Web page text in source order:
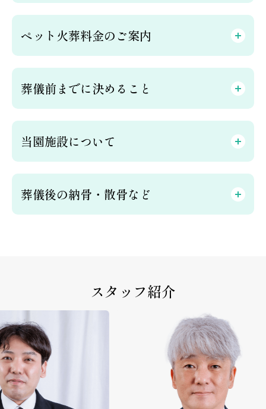
ペット火葬料金のご案内
葬儀前までに決めること
当園施設について
葬儀後の納骨・散骨など
スタッフ紹介